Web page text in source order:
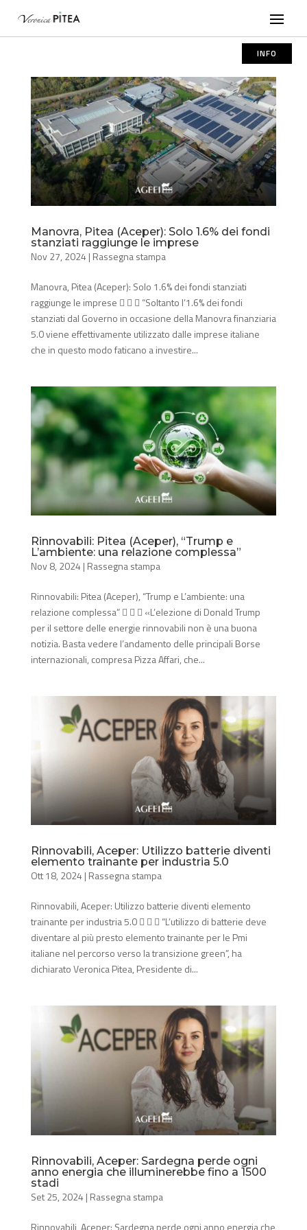
INFO
Manovra, Pitea (Aceper): Solo 1.6% dei fondi
stanziati raggiunge le imprese
Nov 27, 2024 | Rassegna stampa
Manovra, Pitea (Aceper): Solo 1.6% dei fondi stanziati
raggiunge le imprese    “Soltanto l’1.6% dei fondi
stanziati dal Governo in occasione della Manovra finanziaria
5.0 viene effettivamente utilizzato dalle imprese italiane
che in questo modo faticano a investire...
Rinnovabili: Pitea (Aceper), “Trump e
L’ambiente: una relazione complessa”
Nov 8, 2024 | Rassegna stampa
Rinnovabili: Pitea (Aceper), “Trump e L’ambiente: una
relazione complessa”    «L’elezione di Donald Trump
per il settore delle energie rinnovabili non è una buona
notizia. Basta vedere l’andamento delle principali Borse
internazionali, compresa Pizza Affari, che...
Rinnovabili, Aceper: Utilizzo batterie diventi
elemento trainante per industria 5.0
Ott 18, 2024 | Rassegna stampa
Rinnovabili, Aceper: Utilizzo batterie diventi elemento
trainante per industria 5.0    “L’utilizzo di batterie deve
diventare al più presto elemento trainante per le Pmi
italiane nel percorso verso la transizione green”, ha
dichiarato Veronica Pitea, Presidente di...
Rinnovabili, Aceper: Sardegna perde ogni
anno energia che illuminerebbe fino a 1500
stadi
Set 25, 2024 | Rassegna stampa
Rinnovabili, Aceper: Sardegna perde ogni anno energia che